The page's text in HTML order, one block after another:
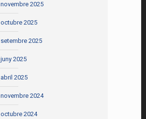
novembre 2025
octubre 2025
setembre 2025
juny 2025
abril 2025
novembre 2024
octubre 2024